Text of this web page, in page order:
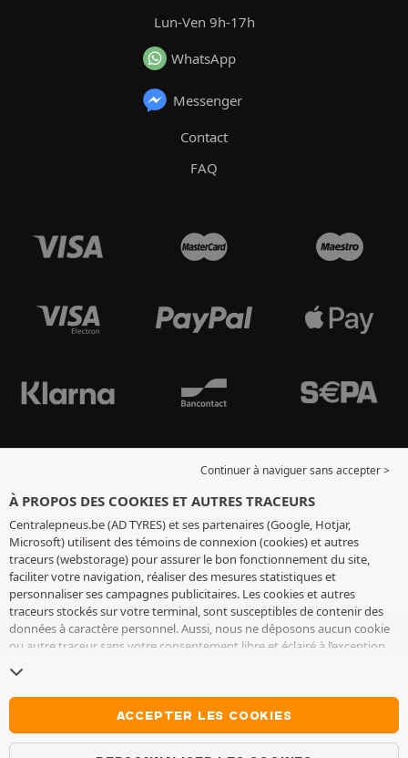
Lun-Ven 9h-17h
WhatsApp
Messenger
Contact
FAQ
Continuer à naviguer sans accepter >
À PROPOS DES COOKIES ET AUTRES TRACEURS
Centralepneus.be (AD TYRES) et ses partenaires (Google, Hotjar,
Microsoft) utilisent des témoins de connexion (cookies) et autres
traceurs (webstorage) pour assurer le bon fonctionnement du site,
faciliter votre navigation, réaliser des mesures statistiques et
personnaliser ses campagnes publicitaires. Les cookies et autres
traceurs stockés sur votre terminal, sont susceptibles de contenir des
données à caractère personnel. Aussi, nous ne déposons aucun cookie
ou autre traceur sans votre consentement libre et éclairé à l’exception
conservons votre choix pendant 6 mois. Vous pouvez retirer votre
consentement à tout moment en vous rendant sur lapage cookies et
. Vous pouvez choisir de continuer à naviguer sans
accepter le dépôt de cookies ou autres traceurs. Le refus ne fait pas
obstacle à l’accès aux services AD TYRES. Pour plus d’informations, nous
ACCEPTER LES COOKIES